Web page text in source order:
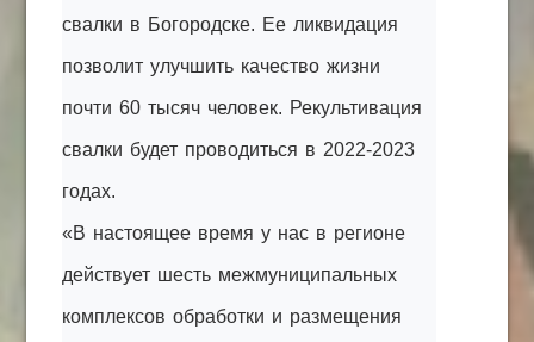
свалки в Богородске. Ее ликвидация
позволит улучшить качество жизни
почти 60 тысяч человек. Рекультивация
свалки будет проводиться в 2022-2023
годах.
«В настоящее время у нас в регионе
действует шесть межмуниципальных
комплексов обработки и размещения